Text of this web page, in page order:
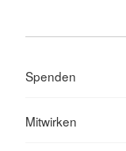
Spenden
Mitwirken